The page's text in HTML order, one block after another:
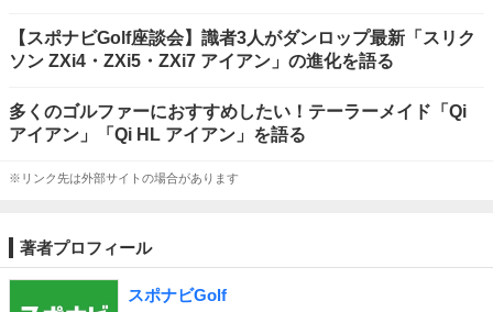
【スポナビGolf座談会】識者3人がダンロップ最新「スリク
ソン ZXi4・ZXi5・ZXi7 アイアン」の進化を語る
多くのゴルファーにおすすめしたい！テーラーメイド「Qi
アイアン」「Qi HL アイアン」を語る
※リンク先は外部サイトの場合があります
著者プロフィール
スポナビGolf